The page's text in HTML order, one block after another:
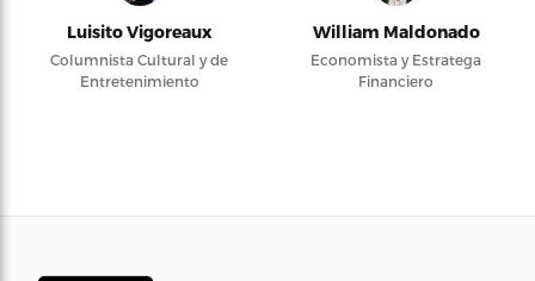
Luisito Vigoreaux
Columnista Cultural y de
Entretenimiento
William Maldonado
Economista y Estratega
Financiero